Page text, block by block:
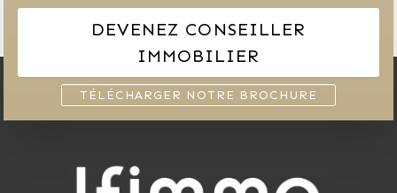
DEVENEZ CONSEILLER
IMMOBILIER
TÉLÉCHARGER NOTRE BROCHURE